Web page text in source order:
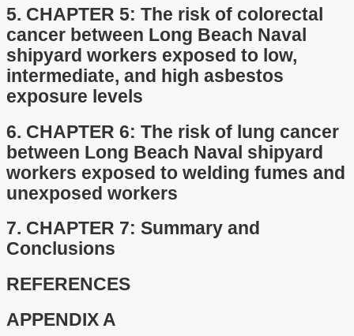
5. CHAPTER 5: The risk of colorectal
cancer between Long Beach Naval
shipyard workers exposed to low,
intermediate, and high asbestos
exposure levels
6. CHAPTER 6: The risk of lung cancer
between Long Beach Naval shipyard
workers exposed to welding fumes and
unexposed workers
7. CHAPTER 7: Summary and
Conclusions
REFERENCES
APPENDIX A